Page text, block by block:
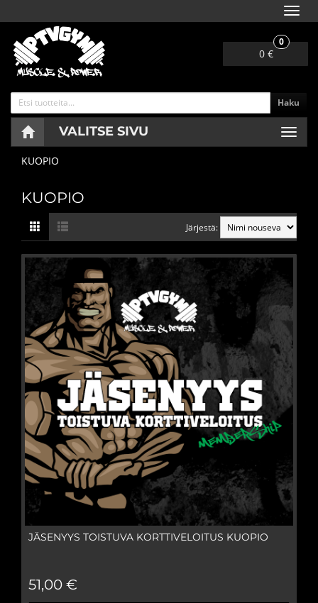
0 €
0
Haku
VALITSE SIVU
KUOPIO
KUOPIO
Järjestä:
JÄSENYYS TOISTUVA KORTTIVELOITUS KUOPIO
51,00 €